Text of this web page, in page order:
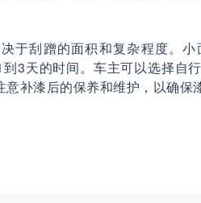
于刮蹭的面积和复杂程度。
3天的时间。车主可以选择自
补漆后的保养和维护，以确保